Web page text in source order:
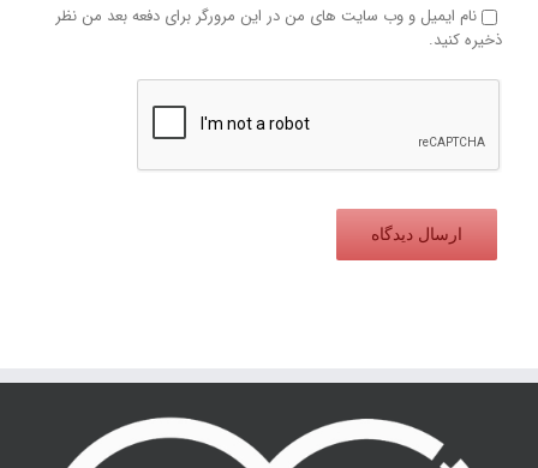
نام ایمیل و وب سایت های من در این مرورگر برای دفعه بعد من نظر
ذخیره کنید.